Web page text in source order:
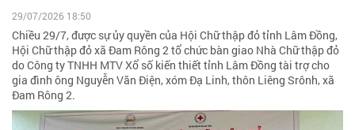
29/07/2026 18:50
Chiều 29/7, được sự ủy quyền của Hội Chữ thập đỏ tỉnh Lâm Đồng,
Hội Chữ thập đỏ xã Đam Rông 2 tổ chức bàn giao Nhà Chữ thập đỏ
do Công ty TNHH MTV Xổ số kiến thiết tỉnh Lâm Đồng tài trợ cho
gia đình ông Nguyễn Văn Điện, xóm Đạ Linh, thôn Liêng Srônh, xã
Đam Rông 2.